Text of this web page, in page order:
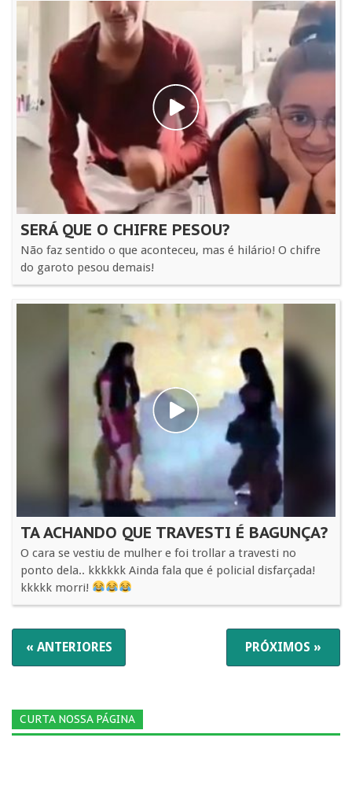
SERÁ QUE O CHIFRE PESOU?
Não faz sentido o que aconteceu, mas é hilário! O chifre
do garoto pesou demais!
TA ACHANDO QUE TRAVESTI É BAGUNÇA?
O cara se vestiu de mulher e foi trollar a travesti no
ponto dela.. kkkkkk Ainda fala que é policial disfarçada!
kkkkk morri!
« ANTERIORES PRÓXIMOS »
CURTA NOSSA PÁGINA